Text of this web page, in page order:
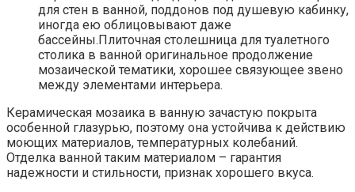
для стен в ванной, поддонов под душевую кабинку,
иногда ею облицовывают даже
бассейны.Плиточная столешница для туалетного
столика в ванной оригинальное продолжение
мозаической тематики, хорошее связующее звено
между элементами интерьера.
Керамическая мозаика в ванную зачастую покрыта
особенной глазурью, поэтому она устойчива к действию
моющих материалов, температурных колебаний.
Отделка ванной таким материалом – гарантия
надежности и стильности, признак хорошего вкуса.